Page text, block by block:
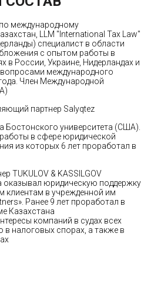
международному
LLM "International Tax Law"
специалист в области
c опытом работы в
в России, Украине, Нидерландах и
международного
Член Международной
партнер Salyqtez
Бостонского университета (США).
в сфере юридической
из которых 6 лет проработал в
TUKULOV & KASSILGOV
оказывал юридическую поддержку
в учрежденной им
Ранее 9 лет проработал в
Казахстана
компаний в судах всех
в налоговых спорах, а также в